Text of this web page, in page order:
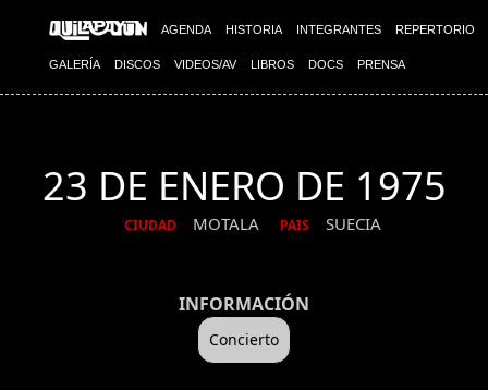
AGENDA HISTORIA INTEGRANTES REPERTORIO
GALERÍA DISCOS VIDEOS/AV LIBROS DOCS PRENSA
23 DE ENERO DE 1975
CIUDAD MOTALA PAIS SUECIA
INFORMACIÓN
Concierto